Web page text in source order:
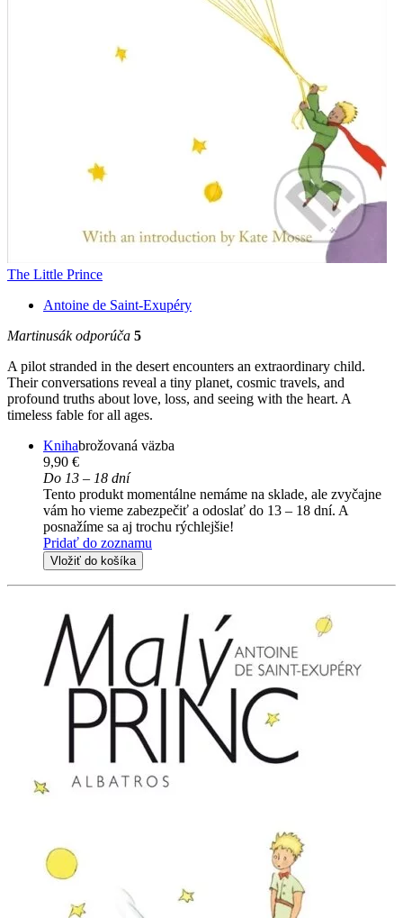
The Little Prince
Antoine de Saint-Exupéry
Martinusák odporúča 5
A pilot stranded in the desert encounters an extraordinary child.
Their conversations reveal a tiny planet, cosmic travels, and
profound truths about love, loss, and seeing with the heart. A
timeless fable for all ages.
Knihabrožovaná väzba
9,90 €
Do 13 – 18 dní
Tento produkt momentálne nemáme na sklade, ale zvyčajne
vám ho vieme zabezpečiť a odoslať do 13 – 18 dní. A
posnažíme sa aj trochu rýchlejšie!
Pridať do zoznamu
Vložiť do košíka